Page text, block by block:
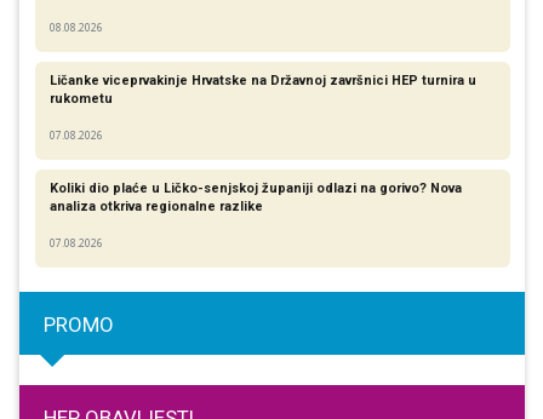
08.08.2026
Ličanke viceprvakinje Hrvatske na Državnoj završnici HEP turnira u
rukometu
07.08.2026
Koliki dio plaće u Ličko-senjskoj županiji odlazi na gorivo? Nova
analiza otkriva regionalne razlike​
07.08.2026
PROMO